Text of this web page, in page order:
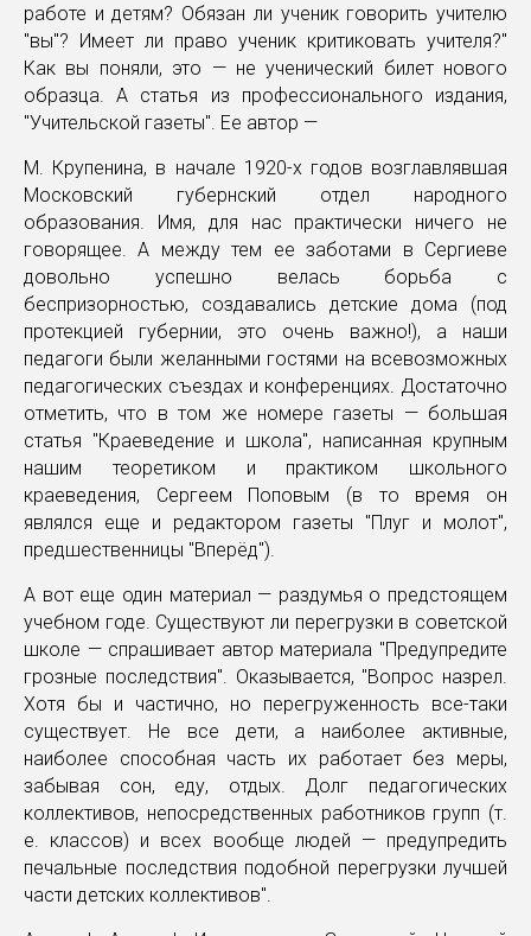
работе и детям? Обязан ли ученик говорить учителю
"вы"? Имеет ли право ученик критиковать учителя?"
Как вы поняли, это — не ученический билет нового
образца. А статья из профессионального издания,
"Учительской газеты". Ее автор —
М. Крупенина, в начале 1920-х годов возглавлявшая
Московский губернский отдел народного
образования. Имя, для нас практически ничего не
говорящее. А между тем ее заботами в Сергиеве
довольно успешно велась борьба с
беспризорностью, создавались детские дома (под
протекцией губернии, это очень важно!), а наши
педагоги были желанными гостями на всевозможных
педагогических съездах и конференциях. Достаточно
отметить, что в том же номере газеты — большая
статья "Краеведение и школа", написанная крупным
нашим теоретиком и практиком школьного
краеведения, Сергеем Поповым (в то время он
являлся еще и редактором газеты "Плуг и молот",
предшественницы "Вперёд").
А вот еще один материал — раздумья о предстоящем
учебном годе. Существуют ли перегрузки в советской
школе — спрашивает автор материала "Предупредите
грозные последствия". Оказывается, "Вопрос назрел.
Хотя бы и частично, но перегруженность все-таки
существует. Не все дети, а наиболее активные,
наиболее способная часть их работает без меры,
забывая сон, еду, отдых. Долг педагогических
коллективов, непосредственных работников групп (т.
е. классов) и всех вообще людей — предупредить
печальные последствия подобной перегрузки лучшей
части детских коллективов".